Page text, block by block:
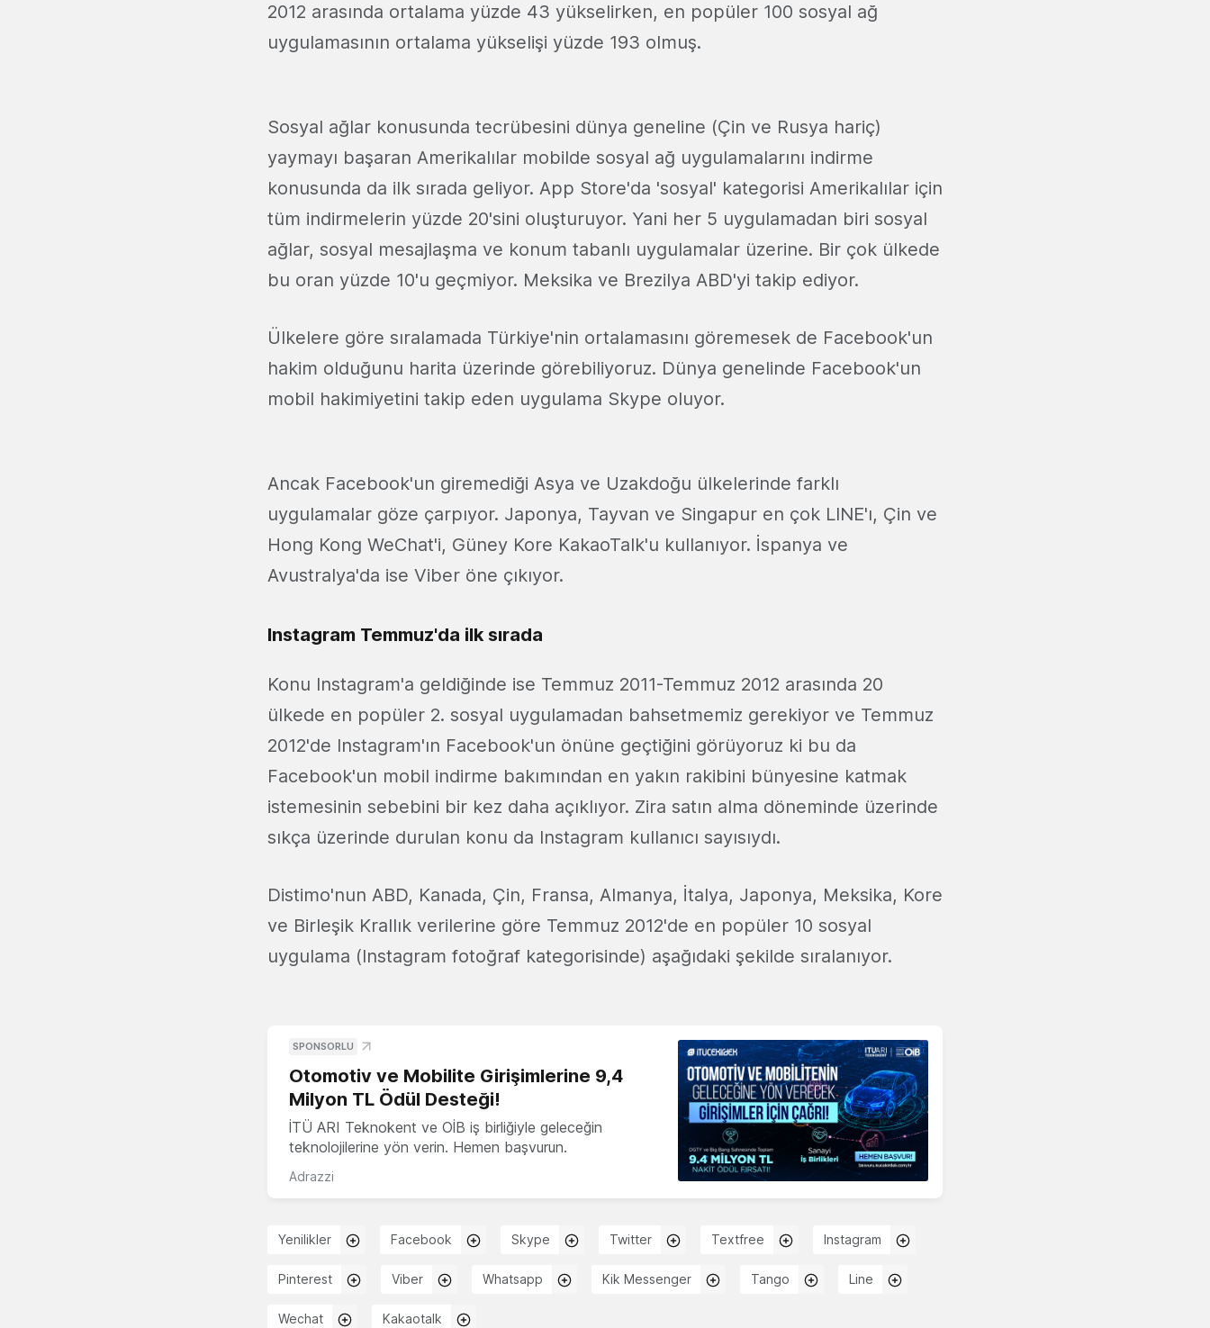
2012 arasında ortalama yüzde 43 yükselirken, en popüler 100 sosyal ağ
uygulamasının ortalama yükselişi yüzde 193 olmuş.
Sosyal ağlar konusunda tecrübesini dünya geneline (Çin ve Rusya hariç)
yaymayı başaran Amerikalılar mobilde sosyal ağ uygulamalarını indirme
konusunda da ilk sırada geliyor. App Store'da 'sosyal' kategorisi Amerikalılar için
tüm indirmelerin yüzde 20'sini oluşturuyor. Yani her 5 uygulamadan biri sosyal
ağlar, sosyal mesajlaşma ve konum tabanlı uygulamalar üzerine. Bir çok ülkede
bu oran yüzde 10'u geçmiyor. Meksika ve Brezilya ABD'yi takip ediyor.
Ülkelere göre sıralamada Türkiye'nin ortalamasını göremesek de Facebook'un
hakim olduğunu harita üzerinde görebiliyoruz. Dünya genelinde Facebook'un
mobil hakimiyetini takip eden uygulama Skype oluyor.
Ancak Facebook'un giremediği Asya ve Uzakdoğu ülkelerinde farklı
uygulamalar göze çarpıyor. Japonya, Tayvan ve Singapur en çok LINE'ı, Çin ve
Hong Kong WeChat'i, Güney Kore KakaoTalk'u kullanıyor. İspanya ve
Avustralya'da ise Viber öne çıkıyor.
Instagram Temmuz'da ilk sırada
Konu Instagram'a geldiğinde ise Temmuz 2011-Temmuz 2012 arasında 20
ülkede en popüler 2. sosyal uygulamadan bahsetmemiz gerekiyor ve Temmuz
2012'de Instagram'ın Facebook'un önüne geçtiğini görüyoruz ki bu da
Facebook'un mobil indirme bakımından en yakın rakibini bünyesine katmak
istemesinin sebebini bir kez daha açıklıyor. Zira satın alma döneminde üzerinde
sıkça üzerinde durulan konu da Instagram kullanıcı sayısıydı.
Distimo'nun ABD, Kanada, Çin, Fransa, Almanya, İtalya, Japonya, Meksika, Kore
ve Birleşik Krallık verilerine göre Temmuz 2012'de en popüler 10 sosyal
uygulama (Instagram fotoğraf kategorisinde) aşağıdaki şekilde sıralanıyor.
SPONSORLU
Otomotiv ve Mobilite Girişimlerine 9,4
Milyon TL Ödül Desteği!
İTÜ ARI Teknokent ve OİB iş birliğiyle geleceğin
teknolojilerine yön verin. Hemen başvurun.
Adrazzi
Yenilikler Facebook Skype Twitter Textfree Instagram
Pinterest Viber Whatsapp Kik Messenger Tango Line
Wechat Kakaotalk